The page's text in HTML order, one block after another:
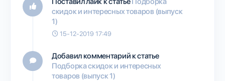
скидок и интересных товаров (выпуск
1)
15-12-2019 17:49
Добавил комментарий к статье
Подборка скидок и интересных
товаров (выпуск 1)